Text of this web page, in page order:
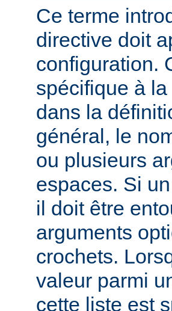
Ce terme
directive doit
configuration.
spécifique à
dans la
général, le
ou plusieurs
espaces. Si
il doit être
arguments
crochets.
valeur parmi
cette liste est